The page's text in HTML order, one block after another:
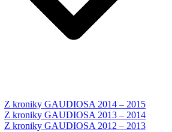
Z kroniky GAUDIOSA 2014 – 2015
Z kroniky GAUDIOSA 2013 – 2014
Z kroniky GAUDIOSA 2012 – 2013